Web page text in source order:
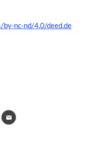
nc-nd/4.0/deed.de